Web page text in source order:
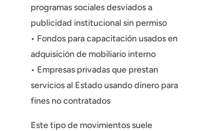
programas sociales desviados a
publicidad institucional sin permiso
• Fondos para capacitación usados en
adquisición de mobiliario interno
• Empresas privadas que prestan
servicios al Estado usando dinero para
fines no contratados
Este tipo de movimientos suele